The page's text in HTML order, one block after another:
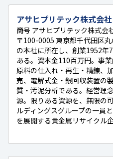
アサヒプリテック株式会社
商号 アサヒプリテック株式会
〒100-0005 東京都千代田区
の本社に所在し、創業1952年
ある。資本金110百万円。事
原料の仕入れ・再生・精錬、
売、電解式金・銀回収装置の
質・汚泥分析である。経営理
源。限りある資源を、無限の
ルディングスグループの一員
を展開する貴金属リサイクル